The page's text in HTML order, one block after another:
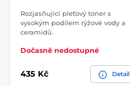
Rozjasňující pleťový toner s
vysokým podílem rýžové vody a
ceramidů.
Dočasně nedostupné
435 Kč Detail